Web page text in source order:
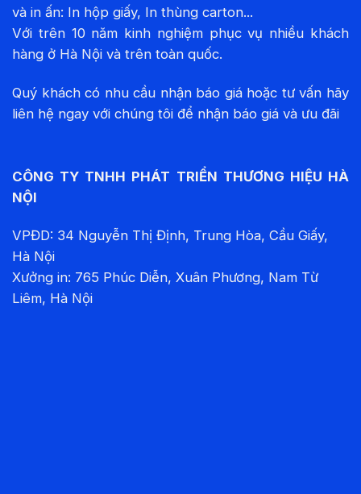
và in ấn: In hộp giấy, In thùng carton...
Với trên 10 năm kinh nghiệm phục vụ nhiều khách
hàng ở Hà Nội và trên toàn quốc.
Quý khách có nhu cầu nhận báo giá hoặc tư vấn hãy
liên hệ ngay với chúng tôi để nhận báo giá và ưu đãi
CÔNG TY TNHH PHÁT TRIỂN THƯƠNG HIỆU HÀ
NỘI
VPĐD: 34 Nguyễn Thị Định, Trung Hòa, Cầu Giấy,
Hà Nội
Xưởng in: 765 Phúc Diễn, Xuân Phương, Nam Từ
Liêm, Hà Nội